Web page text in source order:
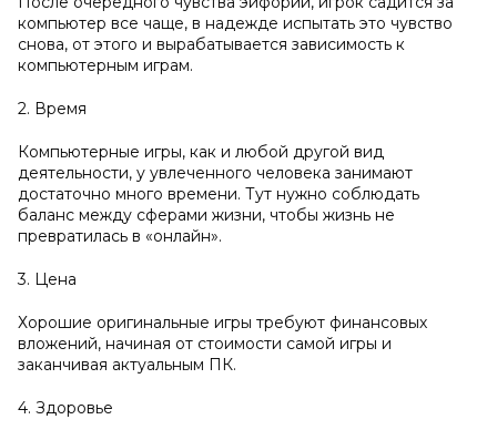
компьютер все чаще, в надежде испытать это чувство
снова, от этого и вырабатывается зависимость к
компьютерным играм.
2. Время
Компьютерные игры, как и любой другой вид
деятельности, у увлеченного человека занимают
достаточно много времени. Тут нужно соблюдать
баланс между сферами жизни, чтобы жизнь не
превратилась в «онлайн».
3. Цена
Хорошие оригинальные игры требуют финансовых
вложений, начиная от стоимости самой игры и
заканчивая актуальным ПК.
4. Здоровье